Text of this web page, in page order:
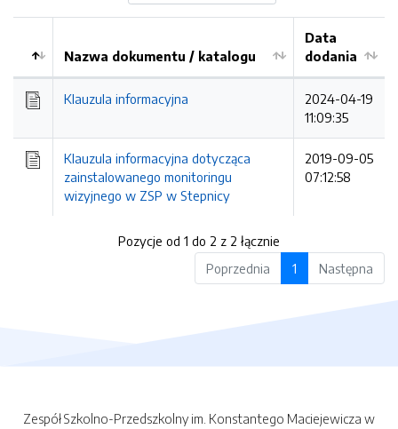
Kolejność
Nazwa dokumentu / katalogu
Data
dodania
Klauzula informacyjna
2024-04-19
11:09:35
Klauzula informacyjna dotycząca
zainstalowanego monitoringu
wizyjnego w ZSP w Stepnicy
2019-09-05
07:12:58
Pozycje od 1 do 2 z 2 łącznie
Poprzednia
1 Następna
Zespół Szkolno-Przedszkolny im. Konstantego Maciejewicza w